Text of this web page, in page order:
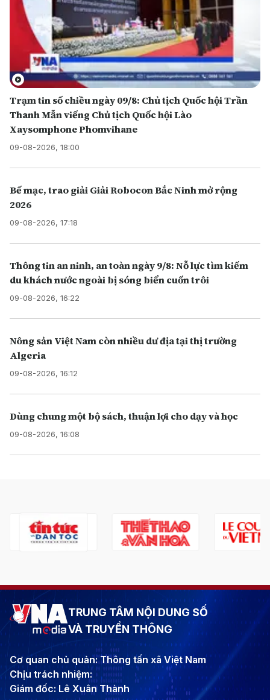
Trạm tin số chiều ngày 09/8: Chủ tịch Quốc hội Trần
Thanh Mẫn viếng Chủ tịch Quốc hội Lào
Xaysomphone Phomvihane
09-08-2026, 18:00
Bế mạc, trao giải Giải Robocon Bắc Ninh mở rộng
2026
09-08-2026, 17:18
Thông tin an ninh, an toàn ngày 9/8: Nỗ lực tìm kiếm
du khách nước ngoài bị sóng biển cuốn trôi
09-08-2026, 16:22
Nông sản Việt Nam còn nhiều dư địa tại thị trường
Algeria
09-08-2026, 16:12
Dùng chung một bộ sách, thuận lợi cho dạy và học
09-08-2026, 16:08
TRUNG TÂM NỘI DUNG SỐ
VÀ TRUYỀN THÔNG
Cơ quan chủ quản: Thông tấn xã Việt Nam
Chịu trách nhiệm:
Giám đốc: Lê Xuân Thành